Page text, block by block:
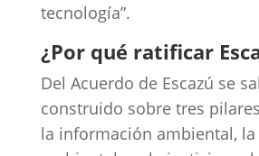
tecnología”.
¿Por qué ratificar
Del Acuerdo de Escazú se
construido sobre tres
la información ambiental,